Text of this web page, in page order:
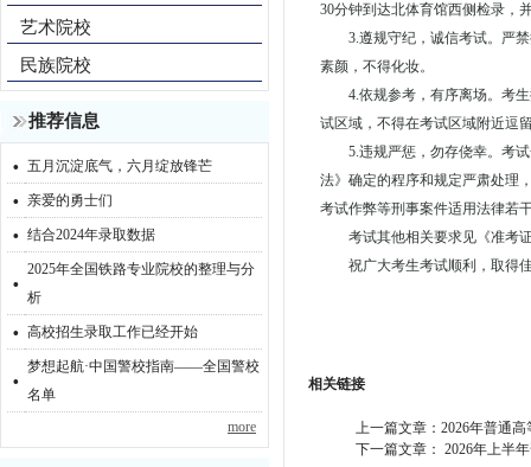
艺术院校
民族院校
推荐信息
· 五月沉淀底气，六月绽放锋芒
· 亲爱的勇士们
· 结合2024年录取数据
· 2025年全国铁路专业院校的整理与分
析
· 高校招生录取工作已经开始
· 梦想起航·中国警校指南——全国警校
名单
more
30分钟到达北体育馆西侧检录，
3.遵规守纪，诚信考试。严
素颜，不得化妆。
4.依规参考，有序离场。考
试区域，不得在考试区域附近逗
5.违规严惩，勿存侥幸。考
法》确定的程序和规定严肃处理
考试作弊等刑事案件适用法律若
考试其他相关要求见《准考
祝广大考生考试顺利，取得
相关链接
上一篇文章： 2026年普通
下一篇文章： 2026年上半